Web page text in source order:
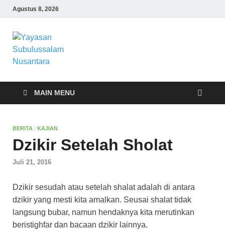
Agustus 8, 2026
Nusantara
MAIN MENU
BERITA / KAJIAN
Dzikir Setelah Sholat
Juli 21, 2016
Dzikir sesudah atau setelah shalat adalah di antara
dzikir yang mesti kita amalkan. Seusai shalat tidak
langsung bubar, namun hendaknya kita merutinkan
beristighfar dan bacaan dzikir lainnya.